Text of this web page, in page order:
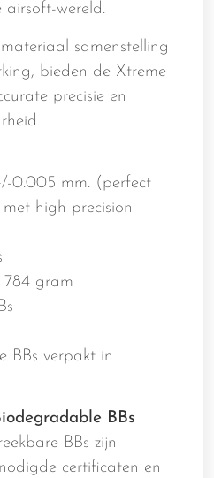
airsoft-wereld.
samenstelling
bieden de Xtreme
precisie en
0.005 mm. (perfect
met high precision
784 gram
BBs verpakt in
BBs
BBs zijn
certificaten en